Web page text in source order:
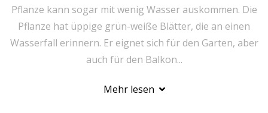
Pflanze kann sogar mit wenig Wasser auskommen. Die
Pflanze hat üppige grün-weiße Blätter, die an einen
Wasserfall erinnern. Er eignet sich für den Garten, aber
auch für den Balkon...
Mehr lesen